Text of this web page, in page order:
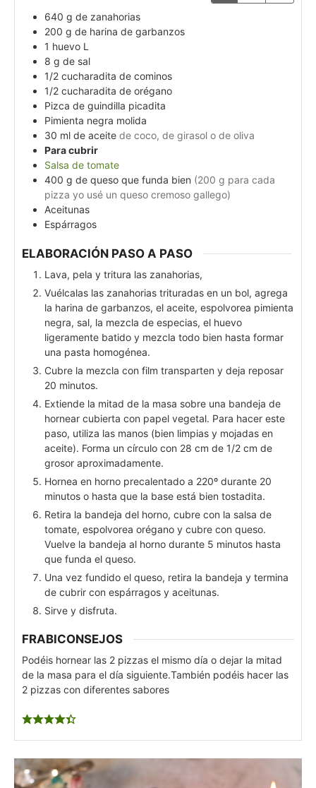
640 g de zanahorias
200 g de harina de garbanzos
1 huevo L
8 g de sal
1/2 cucharadita de cominos
1/2 cucharadita de orégano
Pizca de guindilla picadita
Pimienta negra molida
30 ml de aceite de coco, de girasol o de oliva
Para cubrir
Salsa de tomate
400 g de queso que funda bien (200 g para cada
pizza yo usé un queso cremoso gallego)
Aceitunas
Espárragos
ELABORACIÓN PASO A PASO
Lava, pela y tritura las zanahorias,
Vuélcalas las zanahorias trituradas en un bol, agrega
la harina de garbanzos, el aceite, espolvorea pimienta
negra, sal, la mezcla de especias, el huevo
ligeramente batido y mezcla todo bien hasta formar
una pasta homogénea.
Cubre la mezcla con film transparten y deja reposar
20 minutos.
Extiende la mitad de la masa sobre una bandeja de
hornear cubierta con papel vegetal. Para hacer este
paso, utiliza las manos (bien limpias y mojadas en
aceite). Forma un círculo con 28 cm de 1/2 cm de
grosor aproximadamente.
Hornea en horno precalentado a 220º durante 20
minutos o hasta que la base está bien tostadita.
Retira la bandeja del horno, cubre con la salsa de
tomate, espolvorea orégano y cubre con queso.
Vuelve la bandeja al horno durante 5 minutos hasta
que funda el queso.
Una vez fundido el queso, retira la bandeja y termina
de cubrir con espárragos y aceitunas.
Sirve y disfruta.
FRABICONSEJOS
Podéis hornear las 2 pizzas el mismo día o dejar la mitad
de la masa para el día siguiente.También podéis hacer las
2 pizzas con diferentes sabores